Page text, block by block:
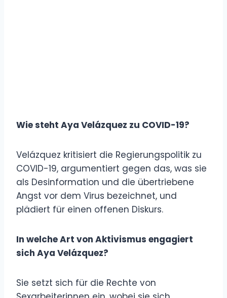
Wie steht Aya Velázquez zu COVID-19?
Velázquez kritisiert die Regierungspolitik zu
COVID-19, argumentiert gegen das, was sie
als Desinformation und die übertriebene
Angst vor dem Virus bezeichnet, und
plädiert für einen offenen Diskurs.
In welche Art von Aktivismus engagiert
sich Aya Velázquez?
Sie setzt sich für die Rechte von